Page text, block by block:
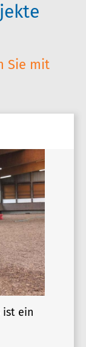
Sie mit
ist ein